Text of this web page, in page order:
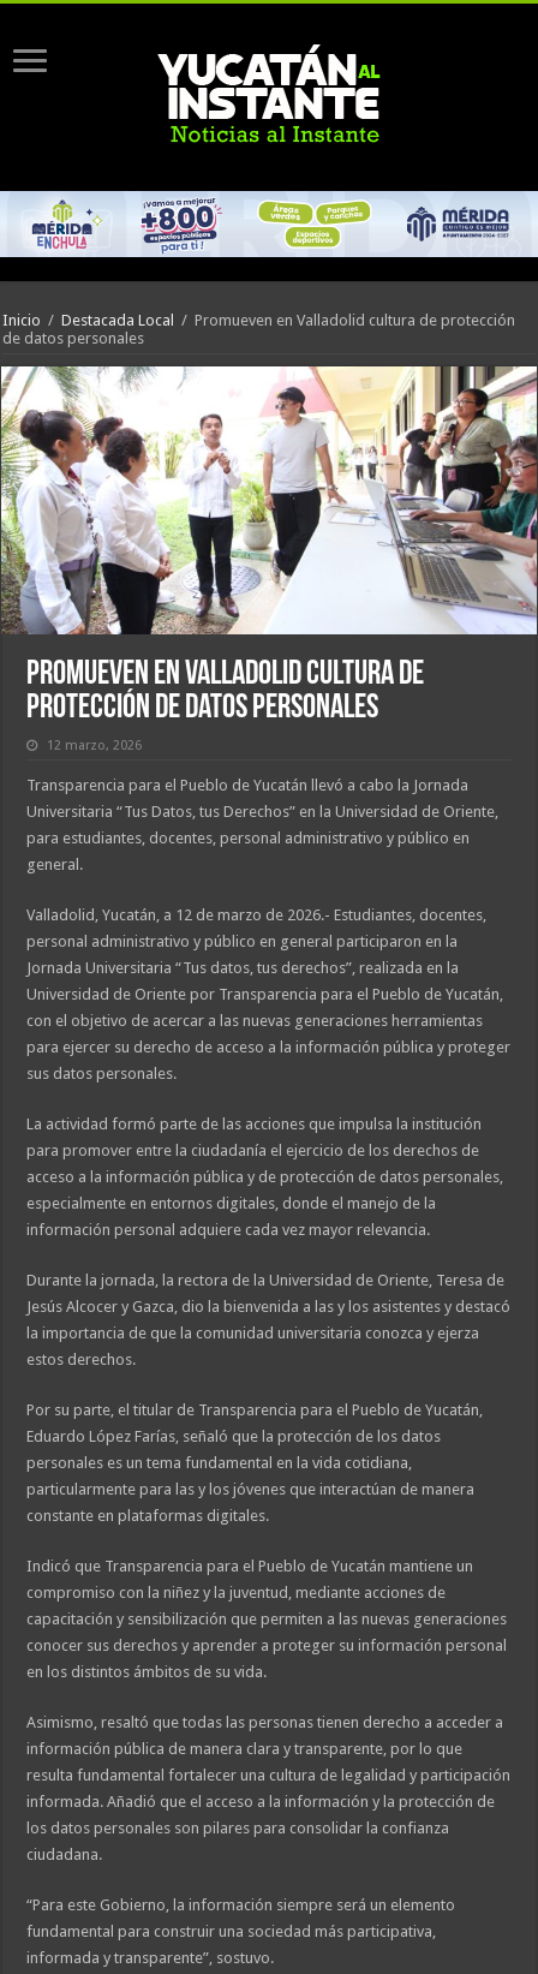
Inicio / Destacada Local / Promueven en Valladolid cultura de protección
de datos personales
Promueven en Valladolid cultura de
protección de datos personales
12 marzo, 2026
Transparencia para el Pueblo de Yucatán llevó a cabo la Jornada
Universitaria “Tus Datos, tus Derechos” en la Universidad de Oriente,
para estudiantes, docentes, personal administrativo y público en
general.
Valladolid, Yucatán, a 12 de marzo de 2026.- Estudiantes, docentes,
personal administrativo y público en general participaron en la
Jornada Universitaria “Tus datos, tus derechos”, realizada en la
Universidad de Oriente por Transparencia para el Pueblo de Yucatán,
con el objetivo de acercar a las nuevas generaciones herramientas
para ejercer su derecho de acceso a la información pública y proteger
sus datos personales.
La actividad formó parte de las acciones que impulsa la institución
para promover entre la ciudadanía el ejercicio de los derechos de
acceso a la información pública y de protección de datos personales,
especialmente en entornos digitales, donde el manejo de la
información personal adquiere cada vez mayor relevancia.
Durante la jornada, la rectora de la Universidad de Oriente, Teresa de
Jesús Alcocer y Gazca, dio la bienvenida a las y los asistentes y destacó
la importancia de que la comunidad universitaria conozca y ejerza
estos derechos.
Por su parte, el titular de Transparencia para el Pueblo de Yucatán,
Eduardo López Farías, señaló que la protección de los datos
personales es un tema fundamental en la vida cotidiana,
particularmente para las y los jóvenes que interactúan de manera
constante en plataformas digitales.
Indicó que Transparencia para el Pueblo de Yucatán mantiene un
compromiso con la niñez y la juventud, mediante acciones de
capacitación y sensibilización que permiten a las nuevas generaciones
conocer sus derechos y aprender a proteger su información personal
en los distintos ámbitos de su vida.
Asimismo, resaltó que todas las personas tienen derecho a acceder a
información pública de manera clara y transparente, por lo que
resulta fundamental fortalecer una cultura de legalidad y participación
informada. Añadió que el acceso a la información y la protección de
los datos personales son pilares para consolidar la confianza
ciudadana.
“Para este Gobierno, la información siempre será un elemento
fundamental para construir una sociedad más participativa,
informada y transparente”, sostuvo.